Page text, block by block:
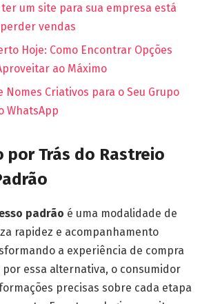
um site para sua empresa está
vendas
Hoje: Como Encontrar Opções
ao Máximo
Nomes Criativos para o Seu Grupo
WhatsApp
por Trás do Rastreio
padrão é uma modalidade de
rapidez e acompanhamento
a experiência de compra
por essa alternativa, o consumidor
precisas sobre cada etapa